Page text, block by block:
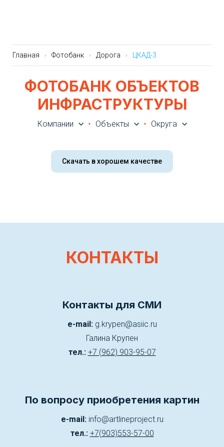
Главная Фотобанк Дорога ЦКАД-3
ФОТОБАНК ОБЪЕКТОВ
ИНФРАСТРУКТУРЫ
Компании Объекты Округа
Скачать в хорошем качестве
КОНТАКТЫ
Контакты для СМИ
e-mail:g.krypen@asiic.ru
Галина Крупен
тел.: +7 (962) 903-95-07
По вопросу приобретения картин
e-mail:info@artlineproject.ru
тел.: +7(903)553-57-00